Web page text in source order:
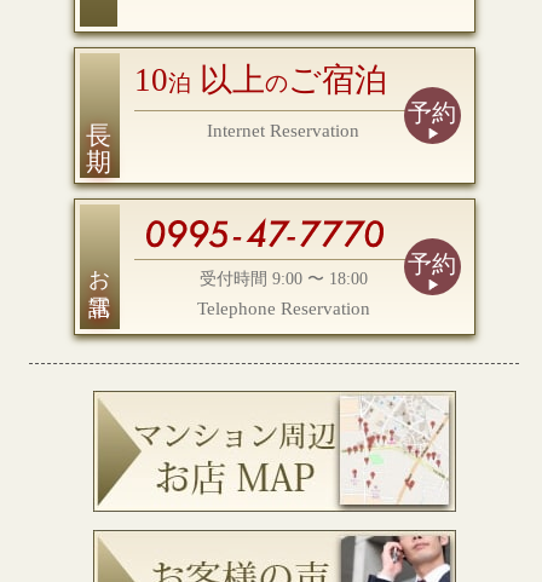
10泊 以上のご宿泊
Internet Reservation
予約
お電話 受付時間 9:00 〜 18:00
Telephone Reservation
予約